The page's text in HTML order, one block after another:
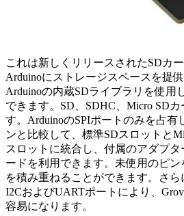
これは新しくリリースされたSDカ
Arduinoにストレージスペースを提
Arduinoの内蔵SDライブラリを使用
できます。SD、SDHC、Micro SD
す。ArduinoのSPIポートのみを占有
ンと比較して、標準SDスロットと
スロットに統合し、付属のアダプタ
ードを利用できます。未使用のピ
を積み重ねることができます。さ
I2CおよびUARTポートにより、
容易になります。